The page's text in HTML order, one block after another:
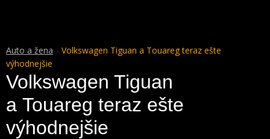
Auto a žena
Volkswagen Tiguan a Touareg teraz ešte
výhodnejšie
Volkswagen Tiguan
a Touareg teraz ešte
výhodnejšie